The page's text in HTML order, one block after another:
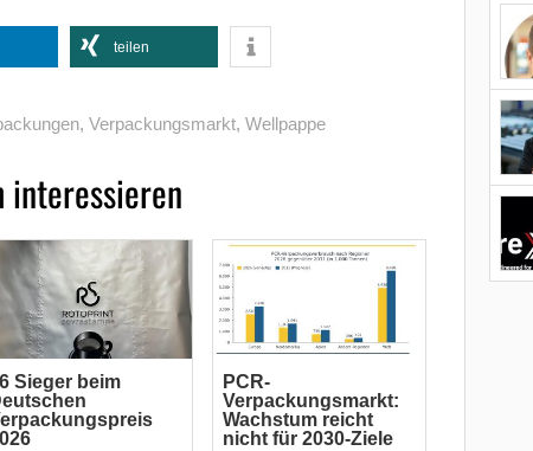
teilen
, Verpackungsmarkt, Wellpappe
interessieren
Sieger beim
PCR-
Verpackungsmarkt:
Wachstum reicht
nicht für 2030-Ziele